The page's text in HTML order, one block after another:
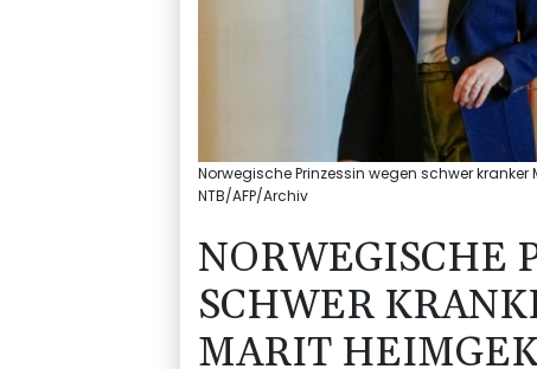
Norwegische Prinzessin wegen schwer
NTB/AFP/Archiv
NORWEGISCHE
SCHWER
MARIT